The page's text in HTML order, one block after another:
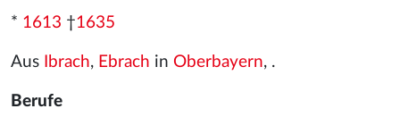
* 1613 †1635
Aus Ibrach, Ebrach in Oberbayern, .
Berufe